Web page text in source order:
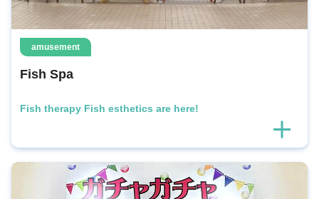
amusement
Fish Spa
Fish therapy Fish esthetics are here!